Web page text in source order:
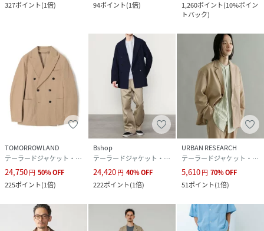
コットン96%,ナイロン4%,裏地 :
ポリエステル100%
サイズ
品番
PE3829_UMA4
UMA4-01-01-1549-1O-5 PE3829 )
327ポイント(1倍)
94ポイント(1倍)
1,260ポイント(10%ポイン
トバック)
TOMORROWLAND
テーラードジャケット・ブレザー
24,750円 50%OFF
225ポイント(1倍)
Bshop
テーラードジャケット・ブレザー
24,420円 40%OFF
222ポイント(1倍)
URBAN RESEARCH
テーラードジャケット・ブレザー
5,610円 70%OFF
51ポイント(1倍)